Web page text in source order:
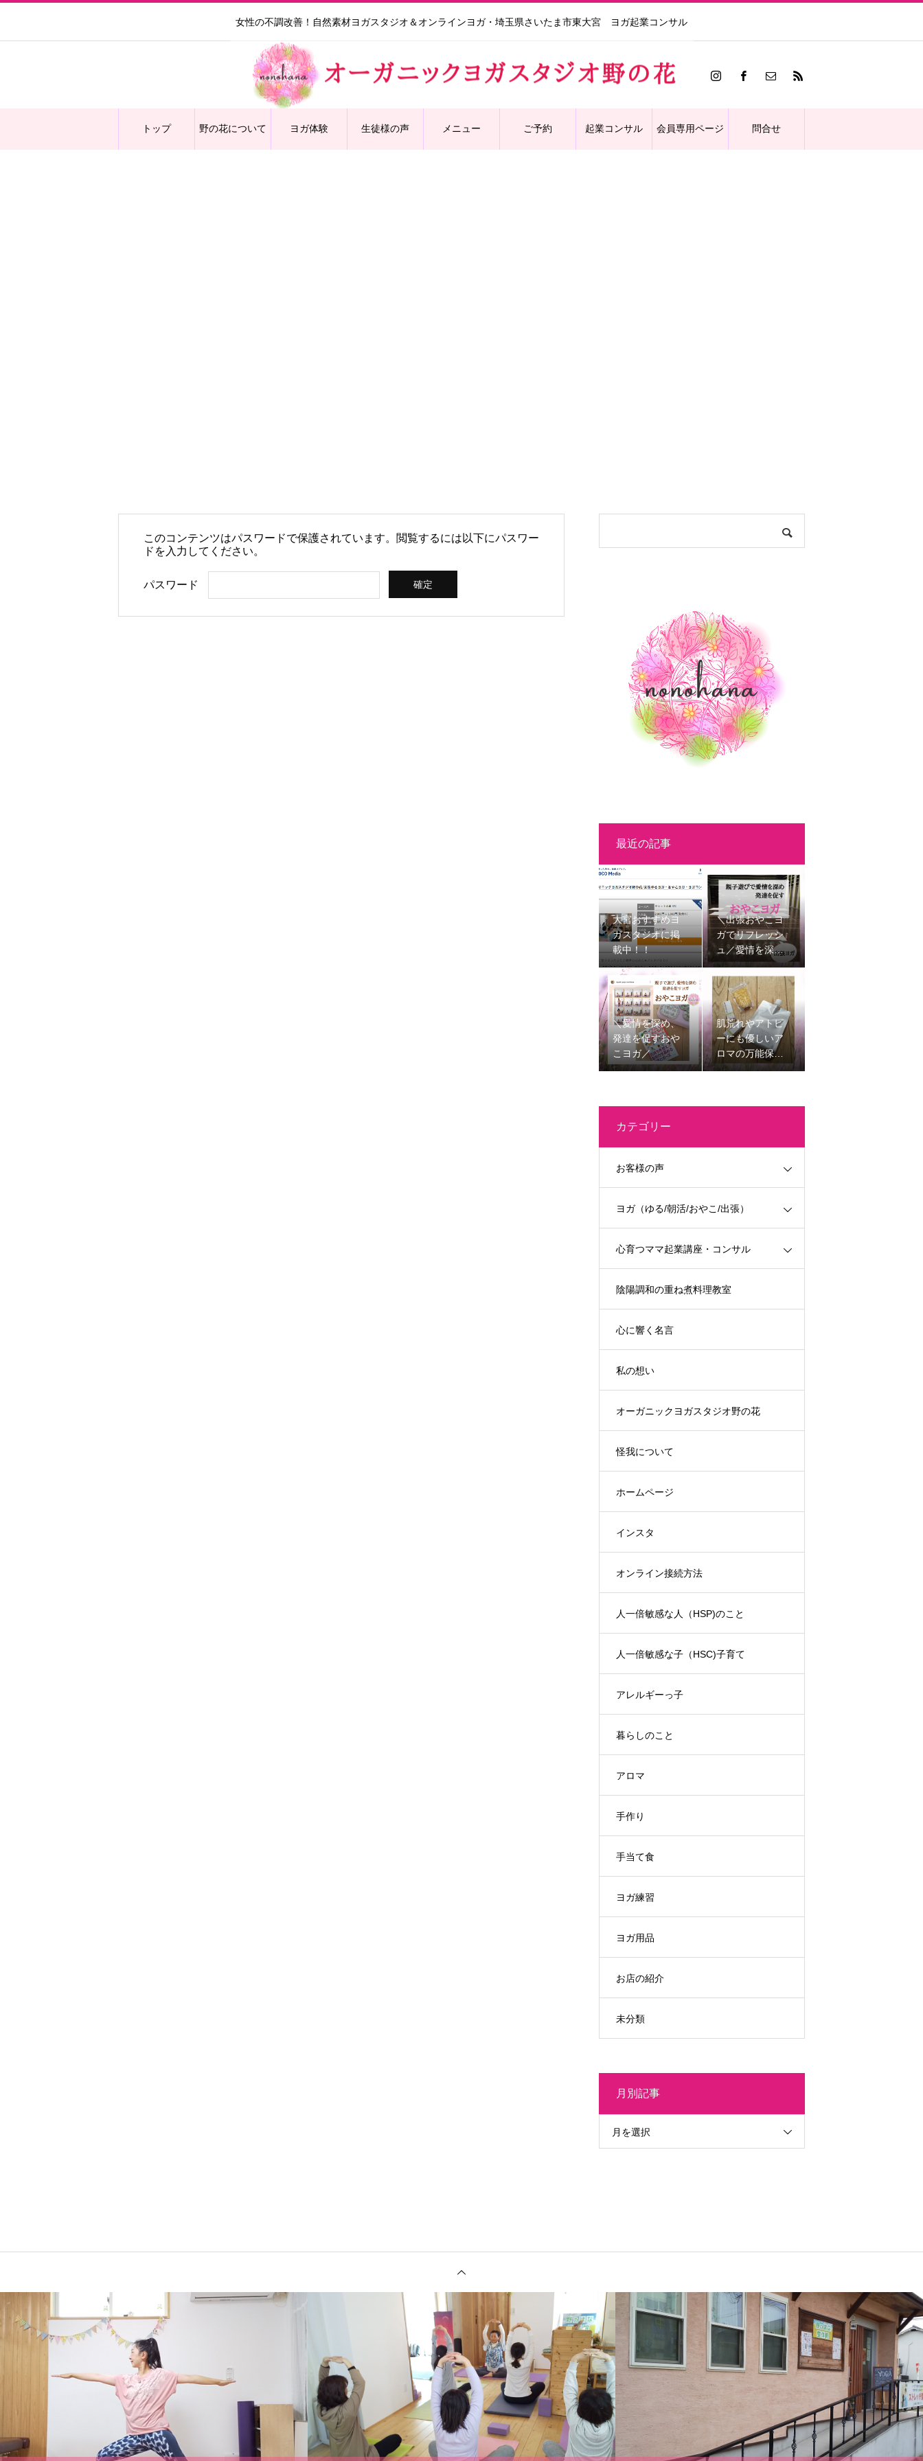
女性の不調改善！自然素材ヨガスタジオ＆オンラインヨガ・埼玉県さいたま市東大宮 ヨガ起業コンサル
トップ 野の花について ヨガ体験 生徒様の声 メニュー ご予約 起業コンサル 会員専用ページ 問合せ
このコンテンツはパスワードで保護されています。閲覧するには以下にパスワー
ドを入力してください。
パスワード
最近の記事
大宮おすすめヨ
ガスタジオに掲
載中！！
＼出張おやこヨ
ガでリフレッシ
ュ／愛情を深
め、発達を促す
子育てを楽しく
する時間
＼愛情を深め、
発達を促すおや
こヨガ／
肌荒れやアトピ
ーにも優しいア
ロマの万能保湿
剤
カテゴリー
お客様の声
ヨガ（ゆる/朝活/おやこ/出張）
心育つママ起業講座・コンサル
陰陽調和の重ね煮料理教室
心に響く名言
私の想い
オーガニックヨガスタジオ野の花
怪我について
ホームページ
インスタ
オンライン接続方法
人一倍敏感な人（HSP)のこと
人一倍敏感な子（HSC)子育て
アレルギーっ子
暮らしのこと
アロマ
手作り
手当て食
ヨガ練習
ヨガ用品
お店の紹介
未分類
月別記事
月を選択